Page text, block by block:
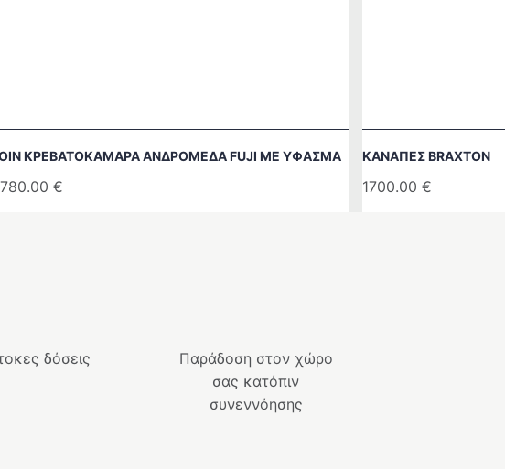
ΚΡΕΒΑΤΟΚΆΜΑΡΑ ΑΝΔΡΟΜΈΔΑ FUJI ΜΕ ΎΦΑΣΜΑ
€
ΚΑΝΑΠΈΣ BRAXTON
1700.00 €
δόσεις
Παράδοση στον χώρο
σας κατόπιν
συνεννόησης